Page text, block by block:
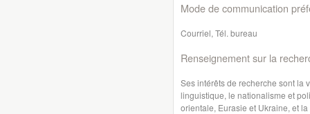
Mode de communication
Courriel, Tél. bureau
Renseignement sur la
Ses intérêts de recherche sont la
linguistique, le nationalisme et
orientale, Eurasie et Ukraine, et